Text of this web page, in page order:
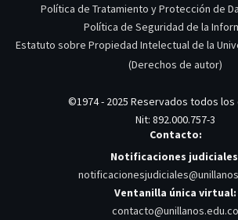
Política de Tratamiento y Protección de
Política de Seguridad de la
Estatuto sobre Propiedad Intelectual de la
(Derechos de autor)
©1974 - 2025 Reservados todos
Nit: 892.000.757-3
Contacto:
Notificaciones
Ventanilla única virtual:
contacto@unillanos.edu.co